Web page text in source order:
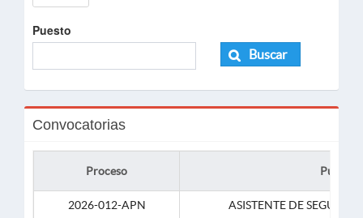
Puesto
Buscar
Convocatorias
Proceso Puesto
2026-012-APN ASISTENTE DE